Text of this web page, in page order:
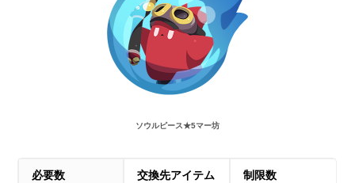
ソウルピース★5マー坊
必要数 交換先アイテム 制限数